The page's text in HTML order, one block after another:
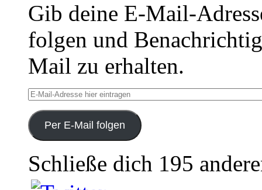
Gib deine E-Mail-
folgen und
Mail zu erhalten.
E-
Mail-
Adresse
hier
eintragen
Per E-Mail folgen
Schließe dich 195